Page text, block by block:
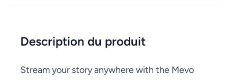
Description du produit
Stream your story anywhere with the Mevo